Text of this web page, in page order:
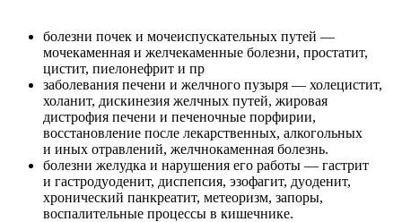
болезни почек и мочеиспускательных путей —
мочекаменная и желчекаменные болезни, простатит,
цистит, пиелонефрит и пр
заболевания печени и желчного пузыря — холецистит,
холанит, дискинезия желчных путей, жировая
дистрофия печени и печеночные порфирии,
восстановление после лекарственных, алкогольных
и иных отравлений, желчнокаменная болезнь.
болезни желудка и нарушения его работы — гастрит
и гастродуоденит, диспепсия, эзофагит, дуоденит,
хронический панкреатит, метеоризм, запоры,
воспалительные процессы в кишечнике.